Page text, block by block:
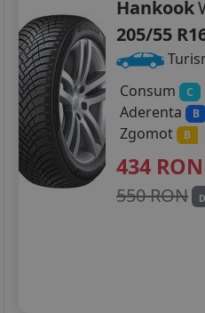
Hankook
205/55
Consum
C
Aderenta B
Zgomot B
434 RON
550 RON